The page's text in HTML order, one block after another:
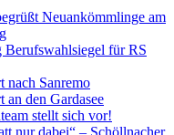
Neuankömmlinge am
Berufswahlsiegel für RS
nach Sanremo
an den Gardasee
stellt sich vor!
nur dabei“ – Schöllnacher